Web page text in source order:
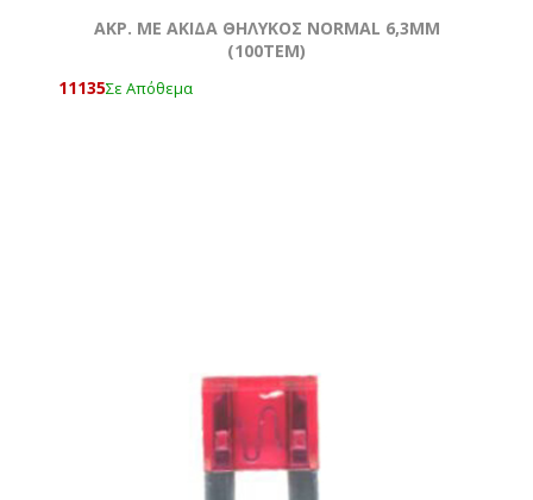
AKΡ. ΜΕ ΑΚΙΔΑ ΘΗΛΥΚΟΣ NORMAL 6,3ΜΜ
(100ΤΕΜ)
11135Σε Απόθεμα